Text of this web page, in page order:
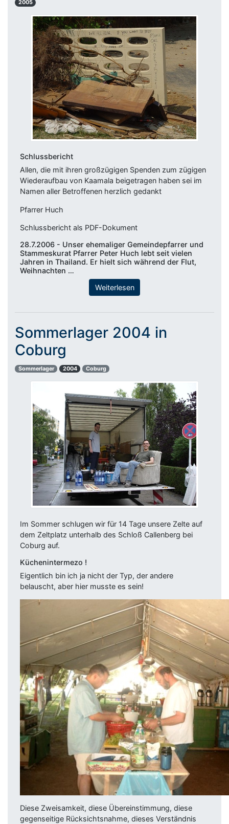
2005
Schlussbericht
Allen, die mit ihren großzügigen Spenden zum zügigen
Wiederaufbau von Kaamala beigetragen haben sei im
Namen aller Betroffenen herzlich gedankt
Pfarrer Huch
Schlussbericht als PDF-Dokument
28.7.2006 - Unser ehemaliger Gemeindepfarrer und
Stammeskurat Pfarrer Peter Huch lebt seit vielen
Jahren in Thailand. Er hielt sich während der Flut,
Weihnachten …
Weiterlesen
Sommerlager 2004 in
Coburg
Sommerlager 2004 Coburg
Im Sommer schlugen wir für 14 Tage unsere Zelte auf
dem Zeltplatz unterhalb des Schloß Callenberg bei
Coburg auf.
Küchenintermezo !
Eigentlich bin ich ja nicht der Typ, der andere
belauscht, aber hier musste es sein!
Diese Zweisamkeit, diese Übereinstimmung, diese
gegenseitige Rücksichtsnahme, dieses Verständnis